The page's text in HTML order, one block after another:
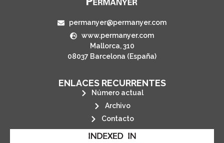
permanyer@permanyer.com
www.permanyer.com
Mallorca, 310
08037 Barcelona (España)
ENLACES RECURRENTES
Número actual
Archivo
Contacto